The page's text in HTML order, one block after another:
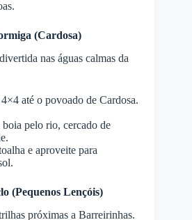
(Cardosa)
nas águas calmas da
até o povoado de Cardosa.
boia pelo rio, cercado de
e aproveite para
(Pequenos Lençóis)
próximas a Barreirinhas.